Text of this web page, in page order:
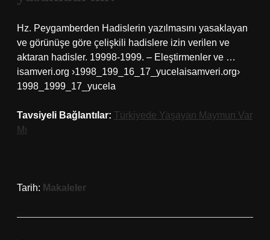
Hz. Peygamberden Hadislerin yazılmasını yasaklayan
ve görünüşe göre çelişkili hadislere izin verilen ve
aktaran hadisler. 19998-1999. – Eleştirmenler ve …
isamveri.org ›1998_199_16_17_yucelaisamveri.org›
1998_1999_17_yucela
Tavsiyeli Bağlantılar: Türkiyede Yaşayan Maymun Var
Mı
Tarih: Makaleler